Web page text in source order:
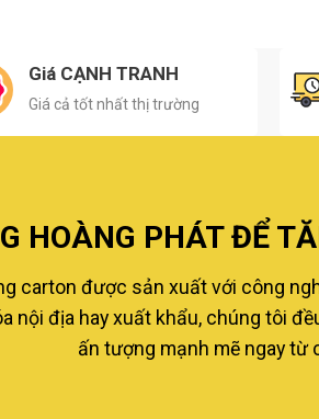
Giá CẠNH TRANH
Giá cả tốt nhất thị trường
HOÀNG PHÁT ĐỂ
carton được sản xuất với công
nội địa hay xuất khẩu, chúng tôi
ấn tượng mạnh mẽ ngay từ